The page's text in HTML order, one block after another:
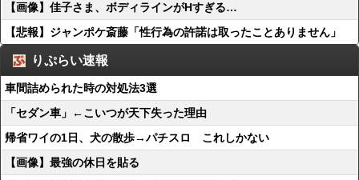
【画像】佳子さま、ボディラインがHすぎる…
【悲報】ジャンポケ斎藤「性行為の許諾は取ったことありません」
りぷらい速報
車間詰められた時の対処法3選
「セダン車」←こいつが天下失った理由
帰省ワイの1日、犬の散歩→パチスロ これしかない
【画像】最強の休日を貼る